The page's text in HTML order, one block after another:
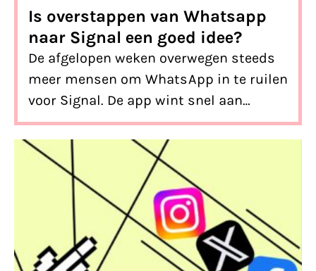
Is overstappen van Whatsapp
naar Signal een goed idee?
De afgelopen weken overwegen steeds
meer mensen om WhatsApp in te ruilen
voor Signal. De app wint snel aan
populariteit en staat bovenaan in veel
downloadlijsten. Maar wat zijn de
belangrijkste verschillen tussen
WhatsApp en Signal? En is overstappen
een verstandige keuze op het gebied
van privacy? We zetten alles op een rij.